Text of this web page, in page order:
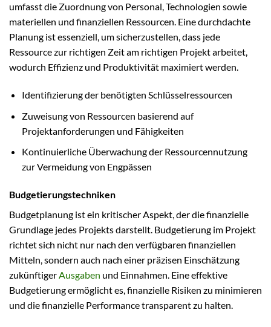
umfasst die Zuordnung von Personal, Technologien sowie
materiellen und finanziellen Ressourcen. Eine durchdachte
Planung ist essenziell, um sicherzustellen, dass jede
Ressource zur richtigen Zeit am richtigen Projekt arbeitet,
wodurch Effizienz und Produktivität maximiert werden.
Identifizierung der benötigten Schlüsselressourcen
Zuweisung von Ressourcen basierend auf
Projektanforderungen und Fähigkeiten
Kontinuierliche Überwachung der Ressourcennutzung
zur Vermeidung von Engpässen
Budgetierungstechniken
Budgetplanung ist ein kritischer Aspekt, der die finanzielle
Grundlage jedes Projekts darstellt. Budgetierung im Projekt
richtet sich nicht nur nach den verfügbaren finanziellen
Mitteln, sondern auch nach einer präzisen Einschätzung
zukünftigerAusgaben und Einnahmen. Eine effektive
Budgetierung ermöglicht es, finanzielle Risiken zu minimieren
und die finanzielle Performance transparent zu halten.